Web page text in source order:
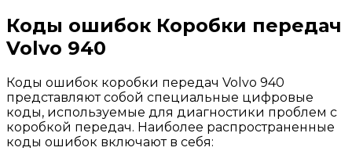
Коды ошибок Коробки передач
Volvo 940
Коды ошибок коробки передач Volvo 940
представляют собой специальные цифровые
коды, используемые для диагностики проблем с
коробкой передач. Наиболее распространенные
коды ошибок включают в себя: